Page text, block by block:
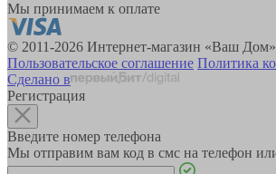
Мы принимаем к оплате
© 2011-2026 Интернет-магазин «Ваш Дом»
Пользовательское соглашение Политика
Сделано в
Регистрация
Введите номер телефона
Мы отправим вам код в смс на телефон